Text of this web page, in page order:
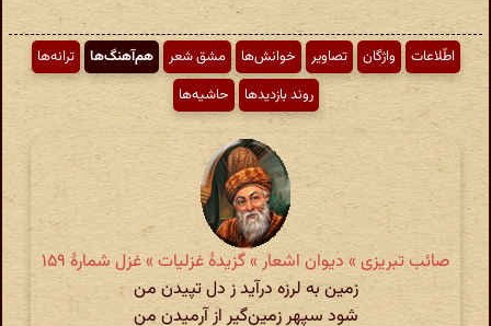
اطّلاعات واژگان تصاویر خوانش‌ها مشق شعر هم‌آهنگ‌ها
ترانه‌ها
روند بازدیدها
حاشیه‌ها
صائب تبریزی » دیوان اشعار » گزیدهٔ غزلیات » غزل شمارهٔ ۱۵۹
زمین به لرزه درآید ز دل تپیدن من
شود سپهر زمین‌گیر از آرمیدن من